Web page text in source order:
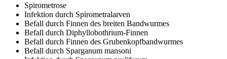
Spirometrose
Infektion durch Spirometralarven
Befall durch Finnen des breiten Bandwurmes
Befall durch Diphyllobothrium-Finnen
Befall durch Finnen des Grubenkopfbandwurmes
Befall durch Sparganum mansoni